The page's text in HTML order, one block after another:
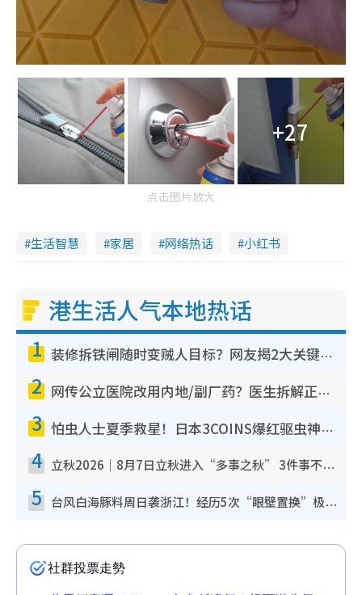
+27
点击图片放大
生活智慧 家居 网络热话 小红书
港生活人气本地热话
1 装修拆铁闸随时变贼人目标？网友揭2大关键用途：装新款等于白装？附新旧铁闸分别
2 网传公立医院改用内地/副厂药？医生拆解正副厂分别，揭4类人换药随时出事
3 怕虫人士夏季救星！日本3COINS爆红驱虫神器$45起 1招“全程免触碰”轻松搞定小强
4 立秋2026｜8月7日立秋进入“多事之秋” 3件事不可做！专家教6招开运 清杂物／钱包纳气接好运
5 台风白海豚料周日袭浙江！经历5次“眼壁置换”极罕见 成登陆内地最长途台风